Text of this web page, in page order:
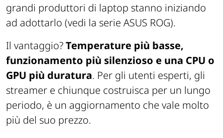
grandi produttori di laptop stanno iniziando
ad adottarlo (vedi la serie ASUS ROG).
Il vantaggio?Temperature più basse,
funzionamento più silenzioso e una CPU o
GPU più duratura. Per gli utenti esperti, gli
streamer e chiunque costruisca per un lungo
periodo, è un aggiornamento che vale molto
più del suo prezzo.